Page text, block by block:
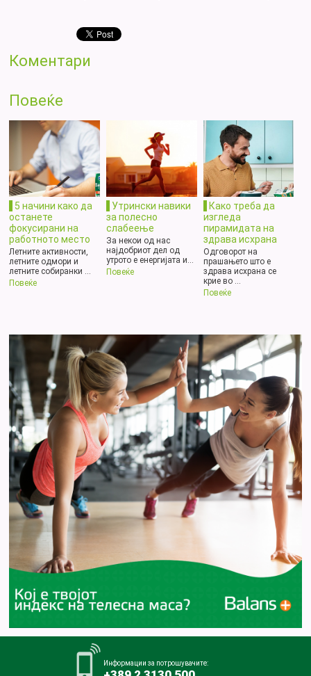
Коментари
Повеќе
5 начини како да
останете
фокусирани на
работното место
Летните активности,
летните одмори и
летните собиранки ...
Повеќе
Утрински навики
за полесно
слабеење
За некои од нас
најдобриот дел од
утрото е енергијата и...
Повеќе
Како треба да
изгледа
пирамидата на
здрава исхрана
Одговорот на
прашањето што е
здрава исхрана се
крие во ...
Повеќе
Информации за потрошувачите: